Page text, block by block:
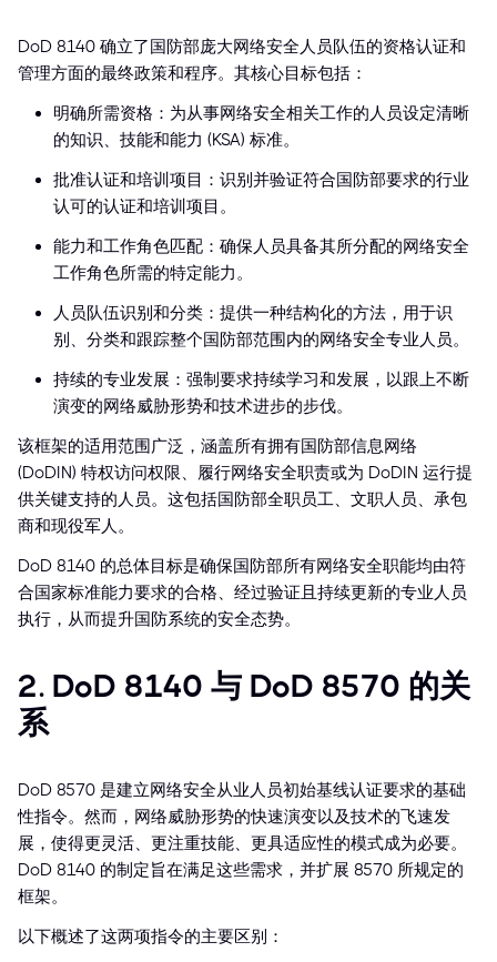
DoD 8140 确立了国防部庞大网络安全人员队伍的资格认证和
管理方面的最终政策和程序。其核心目标包括：
明确所需资格：为从事网络安全相关工作的人员设定清晰
的知识、技能和能力 (KSA) 标准。
批准认证和培训项目：识别并验证符合国防部要求的行业
认可的认证和培训项目。
能力和工作角色匹配：确保人员具备其所分配的网络安全
工作角色所需的特定能力。
人员队伍识别和分类：提供一种结构化的方法，用于识
别、分类和跟踪整个国防部范围内的网络安全专业人员。
持续的专业发展：强制要求持续学习和发展，以跟上不断
演变的网络威胁形势和技术进步的步伐。
该框架的适用范围广泛，涵盖所有拥有国防部信息网络
(DoDIN) 特权访问权限、履行网络安全职责或为 DoDIN 运行提
供关键支持的人员。这包括国防部全职员工、文职人员、承包
商和现役军人。
DoD 8140 的总体目标是确保国防部所有网络安全职能均由符
合国家标准能力要求的合格、经过验证且持续更新的专业人员
执行，从而提升国防系统的安全态势。
2. DoD 8140 与 DoD 8570 的关
系
DoD 8570 是建立网络安全从业人员初始基线认证要求的基础
性指令。然而，网络威胁形势的快速演变以及技术的飞速发
展，使得更灵活、更注重技能、更具适应性的模式成为必要。
DoD 8140 的制定旨在满足这些需求，并扩展 8570 所规定的
框架。
以下概述了这两项指令的主要区别：